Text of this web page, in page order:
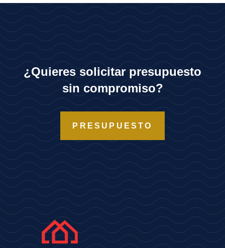
¿Quieres solicitar presupuesto
sin compromiso?
PRESUPUESTO